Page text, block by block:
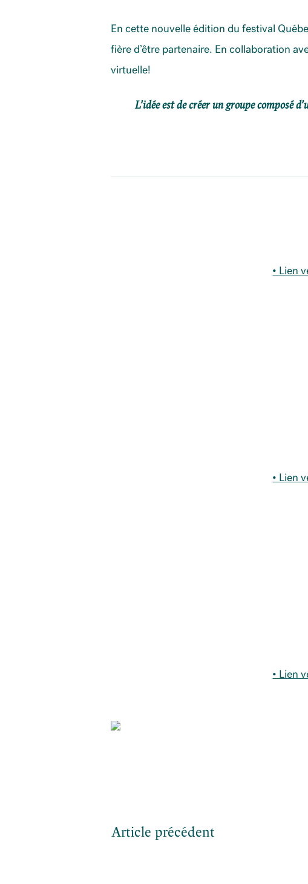
En cette nouvelle édition du festival
fière d’être partenaire. En collaboration
virtuelle!
L’idée est de créer un groupe composé
• Lien
• Lien
• Lien
Article précédent